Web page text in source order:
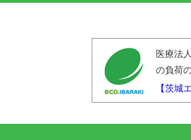
医療法
の負荷
【茨城